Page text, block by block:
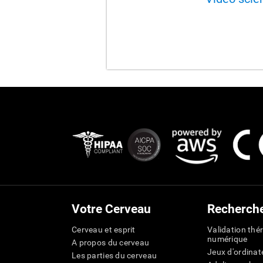
Votre Cerveau
Cerveau et esprit
A propos du cerveau
Les parties du cerveau
Validation
numérique
Jeux